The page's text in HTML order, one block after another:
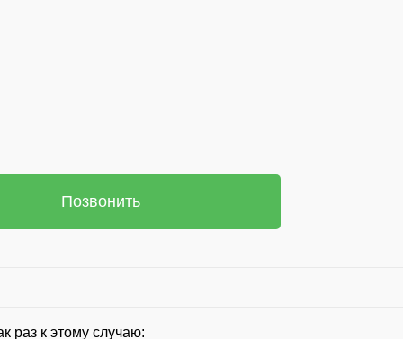
Позвонить
раз к этому случаю: